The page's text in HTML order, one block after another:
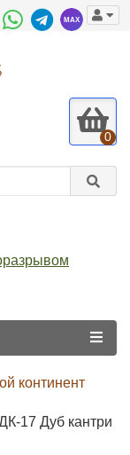
0
континент
17 Дуб кантри